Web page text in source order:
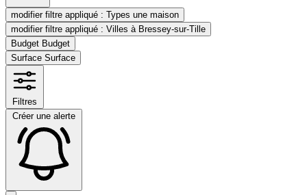
modifier filtre appliqué : Types une maison
modifier filtre appliqué : Villes à Bressey-sur-Tille
Budget Budget
Surface Surface
Filtres
Créer une alerte